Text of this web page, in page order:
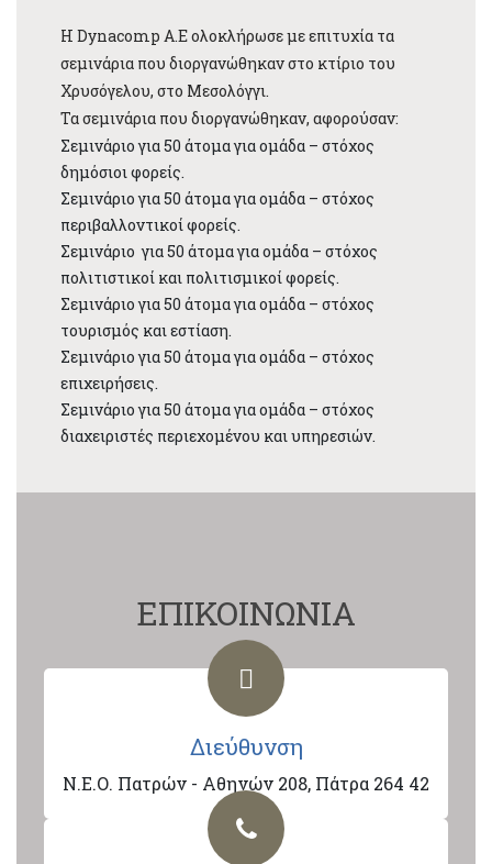
Η Dynacomp Α.Ε ολοκλήρωσε με επιτυχία τα
σεμινάρια που διοργανώθηκαν στο κτίριο του
Χρυσόγελου, στο Μεσολόγγι.
Τα σεμινάρια που διοργανώθηκαν, αφορούσαν:
Σεμινάριο για 50 άτομα για ομάδα – στόχος
δημόσιοι φορείς.
Σεμινάριο για 50 άτομα για ομάδα – στόχος
περιβαλλοντικοί φορείς.
Σεμινάριο για 50 άτομα για ομάδα – στόχος
πολιτιστικοί και πολιτισμικοί φορείς.
Σεμινάριο για 50 άτομα για ομάδα – στόχος
τουρισμός και εστίαση.
Σεμινάριο για 50 άτομα για ομάδα – στόχος
επιχειρήσεις.
Σεμινάριο για 50 άτομα για ομάδα – στόχος
διαχειριστές περιεχομένου και υπηρεσιών.
ΕΠΙΚΟΙΝΩΝΙΑ
Διεύθυνση
Ν.Ε.Ο. Πατρών - Αθηνών 208, Πάτρα 264 42